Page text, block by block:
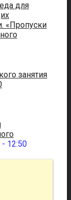
для
«Пропуски
занятия
- 12:50